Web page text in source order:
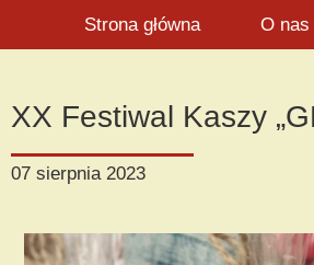
07 sierpnia 2023
XX Festiwal Kaszy
Strona główna O nas